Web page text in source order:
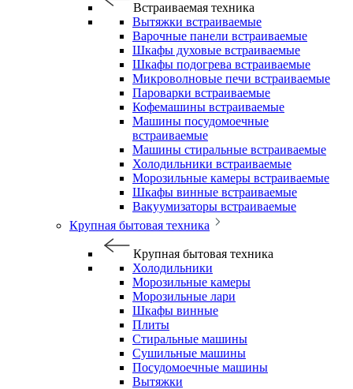
Встраиваемая техника
Вытяжки встраиваемые
Варочные панели встраиваемые
Шкафы духовые встраиваемые
Шкафы подогрева встраиваемые
Микроволновые печи встраиваемые
Пароварки встраиваемые
Кофемашины встраиваемые
Машины посудомоечные
встраиваемые
Машины стиральные встраиваемые
Холодильники встраиваемые
Морозильные камеры встраиваемые
Шкафы винные встраиваемые
Вакуумизаторы встраиваемые
Крупная бытовая техника
Крупная бытовая техника
Холодильники
Морозильные камеры
Морозильные лари
Шкафы винные
Плиты
Стиральные машины
Сушильные машины
Посудомоечные машины
Вытяжки